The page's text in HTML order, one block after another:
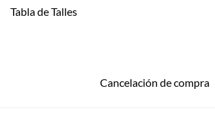
Tabla de Talles
Cancelación de compra